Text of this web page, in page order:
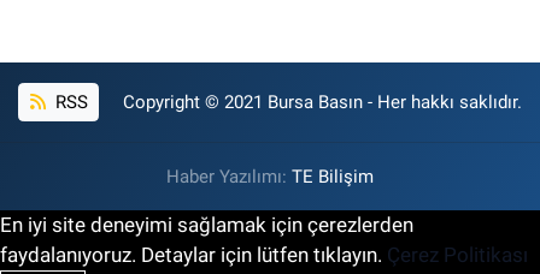
RSS Copyright © 2021 Bursa Basın - Her hakkı saklıdır.
Haber Yazılımı: TE Bilişim
En iyi site deneyimi sağlamak için çerezlerden
faydalanıyoruz. Detaylar için lütfen tıklayın. Çerez Politikası